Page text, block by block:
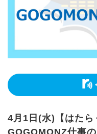
4月1日(水)【はたら